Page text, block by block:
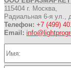
115404 г. Москва,
Радиальная 6-я ул.,
Телефон: +7 (499)
Email: